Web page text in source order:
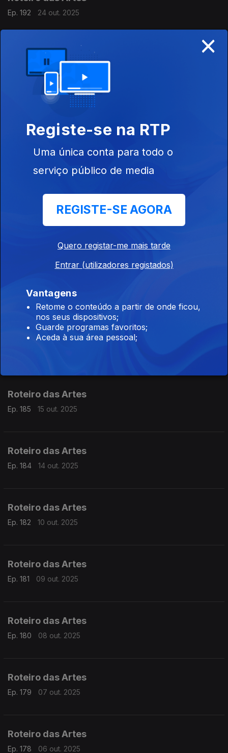
Ep. 192 24 out. 2025
Roteiro das Artes
23 out. 2025
Ep. 190 22 out. 2025
Roteiro das Artes
Roteiro das Artes
Ep. 187 17 out. 2025
Roteiro das Artes
Roteiro das Artes
Ep. 185 15 out. 2025
Roteiro das Artes
Ep. 184 14 out. 2025
Roteiro das Artes
Ep. 182 10 out. 2025
Roteiro das Artes
Ep. 181 09 out. 2025
Roteiro das Artes
Ep. 180 08 out. 2025
Roteiro das Artes
Ep. 179 07 out. 2025
Roteiro das Artes
Ep. 178 06 out. 2025
×
Registe-se na RTP
Uma única conta para todo o
serviço público de media
REGISTE-SE AGORA
Quero registar-me mais tarde
Entrar (utilizadores registados)
Vantagens
Retome o conteúdo a partir de onde ficou,
nos seus dispositivos;
Guarde programas favoritos;
Aceda à sua área pessoal;